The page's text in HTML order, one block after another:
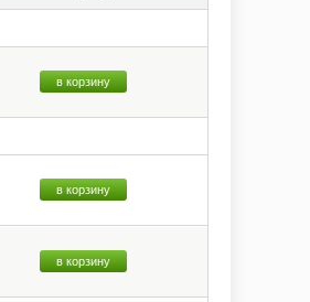
в корзину
в корзину
в корзину